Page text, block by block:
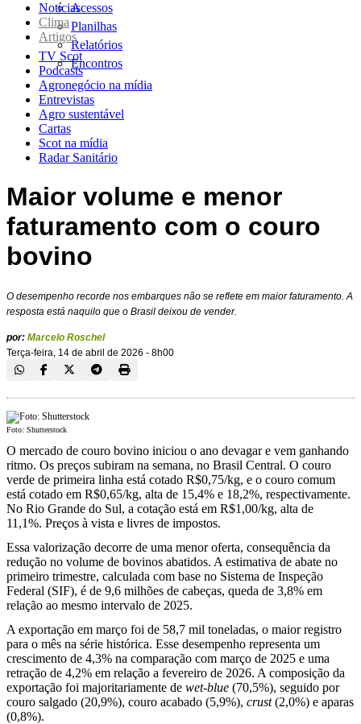
Acessos
Planilhas
Relatórios
Encontros
Notícias
Clima
Artigos
TV Scot
Podcasts
Agronegócio na mídia
Entrevistas
Agro sustentável
Cartas
Scot na mídia
Radar Sanitário
Maior volume e menor
faturamento com o couro
bovino
O desempenho recorde nos embarques não se reflete em maior faturamento. A
resposta está naquilo que o Brasil deixou de vender.
por: Marcelo Roschel
Terça-feira, 14 de abril de 2026 - 8h00
Foto: Shutterstock
O mercado de couro bovino iniciou o ano devagar e vem ganhando
ritmo. Os preços subiram na semana, no Brasil Central. O couro
verde de primeira linha está cotado R$0,75/kg, e o couro comum
está cotado em R$0,65/kg, alta de 15,4% e 18,2%, respectivamente.
No Rio Grande do Sul, a cotação está em R$1,00/kg, alta de
11,1%. Preços à vista e livres de impostos.
Essa valorização decorre de uma menor oferta, consequência da
redução no volume de bovinos abatidos. A estimativa de abate no
primeiro trimestre, calculada com base no Sistema de Inspeção
Federal (SIF), é de 9,6 milhões de cabeças, queda de 3,8% em
relação ao mesmo intervalo de 2025.
A exportação em março foi de 58,7 mil toneladas, o maior registro
para o mês na série histórica. Esse desempenho representa um
crescimento de 4,3% na comparação com março de 2025 e uma
retração de 4,2% em relação a fevereiro de 2026. A composição da
exportação foi majoritariamente de wet-blue (70,5%), seguido por
couro salgado (20,9%), couro acabado (5,9%), crust(2,0%) e aparas
(0,8%).